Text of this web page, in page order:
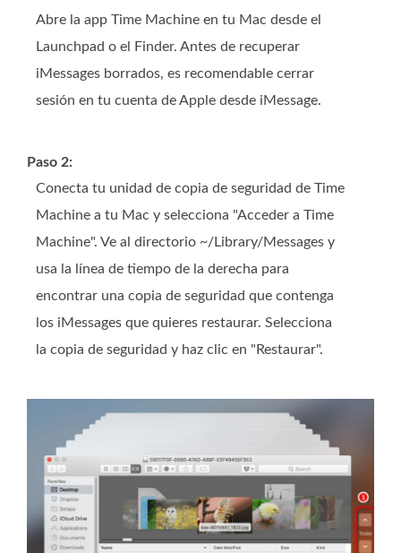
Abre la app Time Machine en tu Mac desde el
Launchpad o el Finder. Antes de recuperar
iMessages borrados, es recomendable cerrar
sesión en tu cuenta de Apple desde iMessage.
Paso 2:
Conecta tu unidad de copia de seguridad de Time
Machine a tu Mac y selecciona "Acceder a Time
Machine". Ve al directorio ~/Library/Messages y
usa la línea de tiempo de la derecha para
encontrar una copia de seguridad que contenga
los iMessages que quieres restaurar. Selecciona
la copia de seguridad y haz clic en "Restaurar".